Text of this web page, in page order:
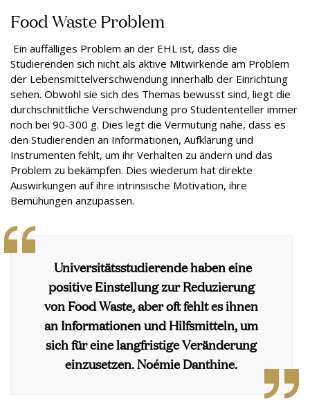
Food Waste Problem
Ein auffälliges Problem an der EHL ist, dass die
Studierenden sich nicht als aktive Mitwirkende am Problem
der Lebensmittelverschwendung innerhalb der Einrichtung
sehen. Obwohl sie sich des Themas bewusst sind, liegt die
durchschnittliche Verschwendung pro Studententeller immer
noch bei 90-300 g. Dies legt die Vermutung nahe, dass es
den Studierenden an Informationen, Aufklärung und
Instrumenten fehlt, um ihr Verhalten zu ändern und das
Problem zu bekämpfen. Dies wiederum hat direkte
Auswirkungen auf ihre intrinsische Motivation, ihre
Bemühungen anzupassen.
Universitätsstudierende haben eine
positive Einstellung zur Reduzierung
von Food Waste, aber oft fehlt es ihnen
an Informationen und Hilfsmitteln, um
sich für eine langfristige Veränderung
einzusetzen.Noémie Danthine.